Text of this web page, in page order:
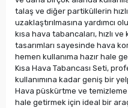
talaş ve diğer partiküllerin
uzaklaştırılmasına yardımcı
kısa hava tabancaları, hızlı
tasarımları sayesinde hava
hemen kullanıma hazır hale
Kısa Hava Tabancası Seti,
kullanımına kadar geniş bir
Hava püskürtme ve
hale getirmek için ideal bir